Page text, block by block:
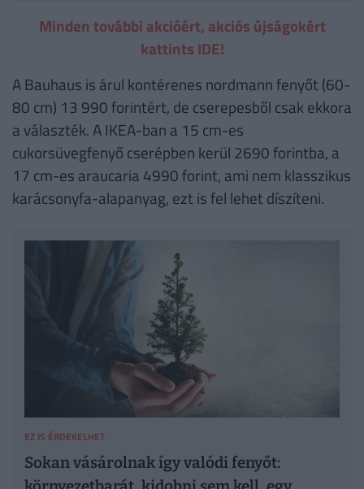
Minden további akcióért, akciós újságokért
kattints IDE!
A Bauhaus is árul kontérenes nordmann fenyőt (60-
80 cm) 13 990 forintért, de cserepesből csak ekkora
a választék. A IKEA-ban a 15 cm-es
cukorsüvegfenyő cserépben kerül 2690 forintba, a
17 cm-es araucaria 4990 forint, ami nem klasszikus
karácsonyfa-alapanyag, ezt is fel lehet díszíteni.
EZ IS ÉRDEKELHET
Sokan vásárolnak így valódi fenyőt: